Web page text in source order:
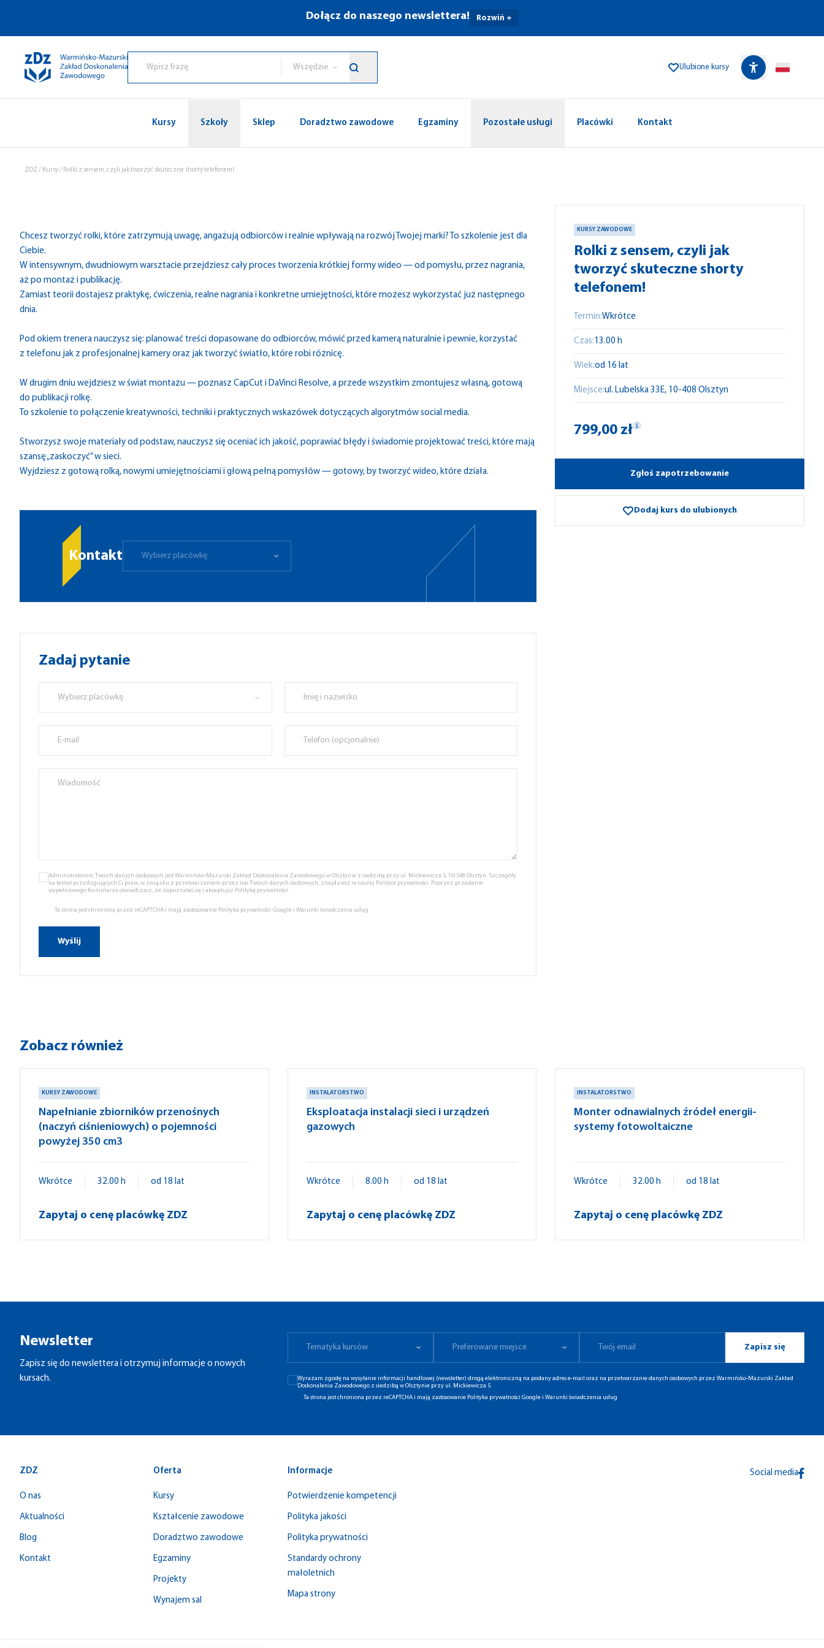
Dołącz do naszego newslettera! Rozwiń +
Wszędzie Ulubione kursy
Kursy Szkoły Sklep Doradztwo zawodowe Egzaminy Pozostałe usługi Placówki Kontakt
ZDZ/ Kursy/ Rolki z sensem, czyli jak tworzyć skuteczne shorty telefonem!
Chcesz tworzyć rolki, które zatrzymują uwagę, angażują odbiorców i realnie wpływają na rozwój Twojej marki? To szkolenie jest dla
Ciebie.
W intensywnym, dwudniowym warsztacie przejdziesz cały proces tworzenia krótkiej formy wideo — od pomysłu, przez nagrania,
aż po montaż i publikację.
Zamiast teorii dostajesz praktykę, ćwiczenia, realne nagrania i konkretne umiejętności, które możesz wykorzystać już następnego
dnia.
Pod okiem trenera nauczysz się: planować treści dopasowane do odbiorców, mówić przed kamerą naturalnie i pewnie, korzystać
z telefonu jak z profesjonalnej kamery oraz jak tworzyć światło, które robi różnicę.
W drugim dniu wejdziesz w świat montażu — poznasz CapCut i DaVinci Resolve, a przede wszystkim zmontujesz własną, gotową
do publikacji rolkę.
To szkolenie to połączenie kreatywności, techniki i praktycznych wskazówek dotyczących algorytmów social media.
Stworzysz swoje materiały od podstaw, nauczysz się oceniać ich jakość, poprawiać błędy i świadomie projektować treści, które mają
szansę „zaskoczyć” w sieci.
Wyjdziesz z gotową rolką, nowymi umiejętnościami i głową pełną pomysłów — gotowy, by tworzyć wideo, które działa.
Kontakt Wybierz placówkę
Zadaj pytanie
Wybierz placówkę
Administratorem Twoich danych osobowych jest Warmińsko-Mazurski Zakład Doskonalenia Zawodowego w Olsztynie z siedzibą przy ul. Mickiewicza 5, 10-548 Olsztyn. Szczegóły
na temat przysługujących Ci praw, w związku z przetwarzaniem przez nas Twoich danych osobowych, znajdziesz w naszej Polityce prywatności. Poprzez przesłanie
wypełnionego formularza oświadczasz, że zapoznałeś się i akceptujsz Politykę prywatności.
Ta strona jest chroniona przez reCAPTCHA i mają zastosowanie Polityka prywatności Google i Warunki świadczenia usług
KURSY ZAWODOWE
Rolki z sensem, czyli jak
tworzyć skuteczne shorty
telefonem!
Termin:Wkrótce
Czas: 13.00 h
Wiek:od 16 lat
Miejsce:ul. Lubelska 33E, 10-408 Olsztyn
799,00 zł
Zgłoś zapotrzebowanie
Dodaj kurs do ulubionych
Zobacz również
KURSY ZAWODOWE
Napełnianie zbiorników przenośnych
(naczyń ciśnieniowych) o pojemności
powyżej 350 cm3
Wkrótce 32.00 h od 18 lat
Zapytaj o cenę placówkę ZDZ
INSTALATORSTWO
Eksploatacja instalacji sieci i urządzeń
gazowych
Wkrótce 8.00 h od 18 lat
Zapytaj o cenę placówkę ZDZ
INSTALATORSTWO
Monter odnawialnych źródeł energii-
systemy fotowoltaiczne
Wkrótce 32.00 h od 18 lat
Zapytaj o cenę placówkę ZDZ
Newsletter
Zapisz się do newslettera i otrzymuj informacje o nowych
kursach.
Tematyka kursów
Preferowane miejsce
Zapisz się
Wyrażam zgodę na wysyłanie informacji handlowej (newsletter) drogą elektroniczną na podany adres e-mail oraz na przetwarzanie danych osobowych przez Warmińsko-Mazurski Zakład
Doskonalenia Zawodowego z siedzibą w Olsztynie przy ul. Mickiewicza 5.
Ta strona jest chroniona przez reCAPTCHA i mają zastosowanie Polityka prywatności Googlei Warunki świadczenia usług
ZDZ
O nas
Aktualności
Blog
Kontakt
Oferta
Kursy
Kształcenie zawodowe
Doradztwo zawodowe
Egzaminy
Projekty
Wynajem sal
Informacje
Potwierdzenie kompetencji
Polityka jakości
Polityka prywatności
Standardy ochrony
małoletnich
Mapa strony
Social media